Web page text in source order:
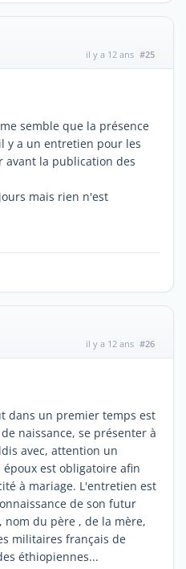
il y a 12 ans #25
semble que la présence
y a un entretien pour les
avant la publication des
mais rien n'est
il y a 12 ans #26
dans un premier temps est
naissance, se présenter à
avec, attention un
est obligatoire afin
à mariage. L'entretien est
de son futur
du père , de la mère,
militaires français de
éthiopiennes...